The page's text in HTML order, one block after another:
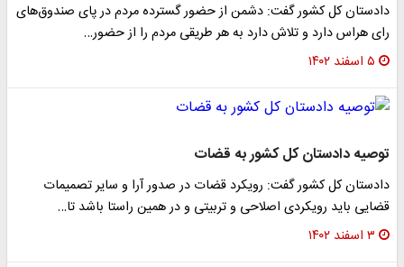
دادستان کل کشور گفت: دشمن از حضور گسترده مردم در پای صندوق‌های
رای هراس دارد و تلاش دارد به هر طریقی مردم را از حضور…
۵ اسفند ۱۴۰۲
توصیه دادستان کل کشور به قضات
دادستان کل کشور گفت: رویکرد قضات در صدور آرا و سایر تصمیمات
قضایی باید رویکردی اصلاحی و تربیتی و در همین راستا باشد تا…
۳ اسفند ۱۴۰۲